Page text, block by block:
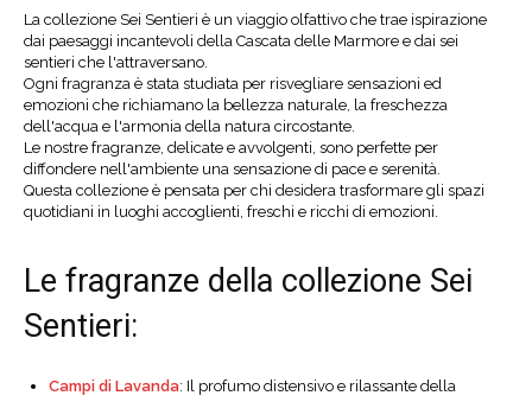
La collezione Sei Sentieri è un viaggio olfattivo che trae ispirazione
dai paesaggi incantevoli della Cascata delle Marmore e dai sei
sentieri che l'attraversano.
Ogni fragranza è stata studiata per risvegliare sensazioni ed
emozioni che richiamano la bellezza naturale, la freschezza
dell'acqua e l'armonia della natura circostante.
Le nostre fragranze, delicate e avvolgenti, sono perfette per
diffondere nell'ambiente una sensazione di pace e serenità.
Questa collezione è pensata per chi desidera trasformare gli spazi
quotidiani in luoghi accoglienti, freschi e ricchi di emozioni.
Le fragranze della collezione Sei
Sentieri:
Campi di Lavanda: Il profumo distensivo e rilassante della